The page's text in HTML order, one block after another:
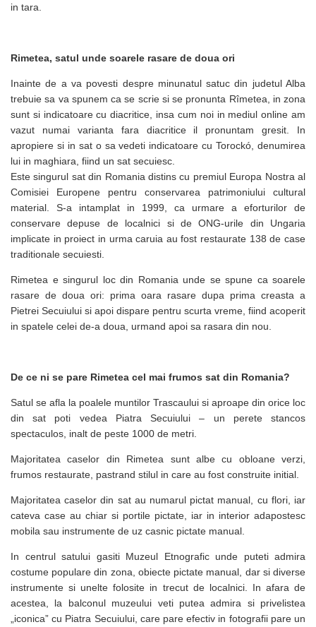
in tara.
Rimetea, satul unde soarele rasare de doua ori
Inainte de a va povesti despre minunatul satuc din judetul Alba
trebuie sa va spunem ca se scrie si se pronunta Rîmetea, in zona
sunt si indicatoare cu diacritice, insa cum noi in mediul online am
vazut numai varianta fara diacritice il pronuntam gresit. In
apropiere si in sat o sa vedeti indicatoare cuTorockó, denumirea
lui in maghiara, fiind un sat secuiesc.
Este singurul sat din Romania distins cu premiul Europa Nostra al
Comisiei Europene pentru conservarea patrimoniului cultural
material. S-a intamplat in 1999, ca urmare a eforturilor de
conservare depuse de localnici si de ONG-urile din Ungaria
implicate in proiect in urma caruia au fost restaurate 138 de case
traditionale secuiesti.
Rimetea e singurul loc din Romania unde se spune ca soarele
rasare de doua ori: prima oara rasare dupa prima creasta a
Pietrei Secuiului si apoi dispare pentru scurta vreme, fiind acoperit
in spatele celei de-a doua, urmand apoi sa rasara din nou.
De ce ni se pare Rimetea cel mai frumos sat din Romania?
Satul se afla la poalele muntilor Trascaului si aproape din orice loc
din sat poti vedea Piatra Secuiului – un perete stancos
spectaculos, inalt de peste 1000 de metri.
Majoritatea caselor din Rimetea sunt albe cu obloane verzi,
frumos restaurate, pastrand stilul in care au fost construite initial.
Majoritatea caselor din sat au numarul pictat manual, cu flori, iar
cateva case au chiar si portile pictate, iar in interior adapostesc
mobila sau instrumente de uz casnic pictate manual.
In centrul satului gasiti Muzeul Etnografic unde puteti admira
costume populare din zona, obiecte pictate manual, dar si diverse
instrumente si unelte folosite in trecut de localnici. In afara de
acestea, la balconul muzeului veti putea admira si privelistea
„iconica” cu Piatra Secuiului, care pare efectiv in fotografii pare un